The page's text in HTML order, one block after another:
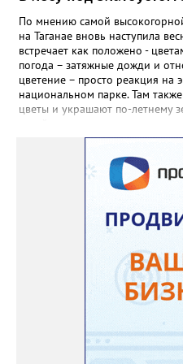
сухие цветы и стряхивать
весной прорастет сама. Ещё
Прованса не любит «вкусную»
яму гравий и песок –
Екатерина рекомендует цветы
пошли на наращивание
пусть лаванда цветёт во всю
специально для
По мнению самой
на Таганае вновь наступила
встречает как положено -
погода – затяжные дожди и
цветение – просто реакция на
национальном парке. Там
цветы и украшают по-летнему
силы перед долгой зимовкой.